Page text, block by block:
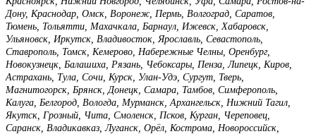
Дону, Краснодар, Омск, Воронеж, Пермь, Волгоград, Саратов,
Тюмень, Тольятти, Махачкала, Барнаул, Ижевск, Хабаровск,
Ульяновск, Иркутск, Владивосток, Ярославль, Севастополь,
Ставрополь, Томск, Кемерово, Набережные Челны, Оренбург,
Новокузнецк, Балашиха, Рязань, Чебоксары, Пенза, Липецк, Киров,
Астрахань, Тула, Сочи, Курск, Улан-Удэ, Сургут, Тверь,
Магнитогорск, Брянск, Донецк, Самара, Тамбов, Симферополь,
Калуга, Белгород, Вологда, Мурманск, Архангельск, Нижний Тагил,
Якутск, Грозный, Чита, Смоленск, Псков, Курган, Череповец,
Саранск, Владикавказ, Луганск, Орёл, Кострома, Новороссийск,